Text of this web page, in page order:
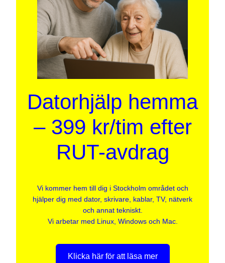
Datorhjälp hemma
– 399 kr/tim efter
RUT-avdrag
Vi kommer hem till dig i Stockholm området och
hjälper dig med dator, skrivare, kablar, TV, nätverk
och annat tekniskt.
Vi arbetar med Linux, Windows och Mac.
Klicka här för att läsa mer